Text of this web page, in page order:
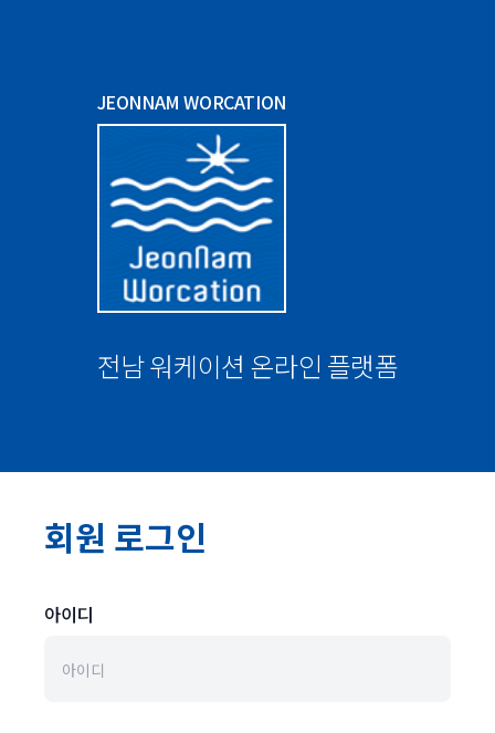
JEONNAM WORCATION
전남 워케이션 온라인 플랫폼
회원 로그인
아이디